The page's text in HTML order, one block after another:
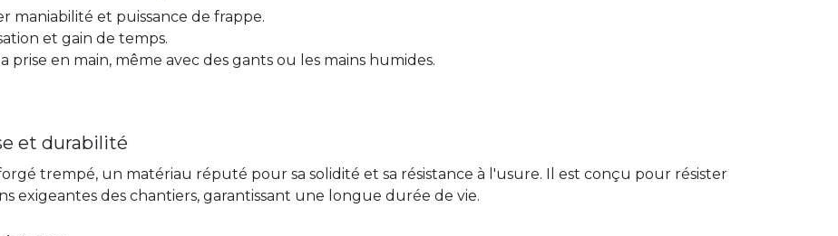
maniabilité et puissance de frappe.
et gain de temps.
prise en main, même avec des gants ou les mains humides.
et durabilité
trempé, un matériau réputé pour sa solidité et sa résistance à l'usure. Il est conçu pour résister
exigeantes des chantiers, garantissant une longue durée de vie.